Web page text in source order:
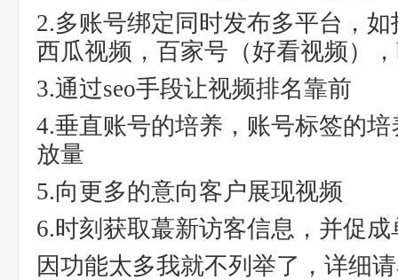
2.多账号绑定同时发布多平台，
西瓜视频，百家号（好看视频）
3.通过seo手段让视频排名靠前
4.垂直账号的培养，账号标签的
放量
5.向更多的意向客户展现视频
6.时刻获取蕞新访客信息，并促成
因功能太多我就不列举了，详细